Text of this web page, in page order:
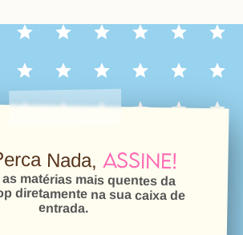
Nada, Assine!
matérias mais quentes da
diretamente na sua caixa de
entrada.